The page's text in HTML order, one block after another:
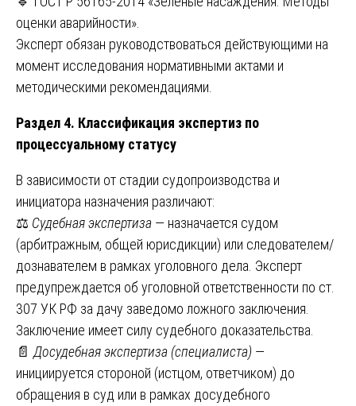
оценки аварийности».
Эксперт обязан руководствоваться действующими на
момент исследования нормативными актами и
методическими рекомендациями.
Раздел 4. Классификация экспертиз по
процессуальному статусу
В зависимости от стадии судопроизводства и
инициатора назначения различают:
⚖️ Судебная экспертиза — назначается судом
(арбитражным, общей юрисдикции) или следователем/
дознавателем в рамках уголовного дела. Эксперт
предупреждается об уголовной ответственности по ст.
307 УК РФ за дачу заведомо ложного заключения.
Заключение имеет силу судебного доказательства.
📄 Досудебная экспертиза (специалиста) —
инициируется стороной (истцом, ответчиком) до
обращения в суд или в рамках досудебного